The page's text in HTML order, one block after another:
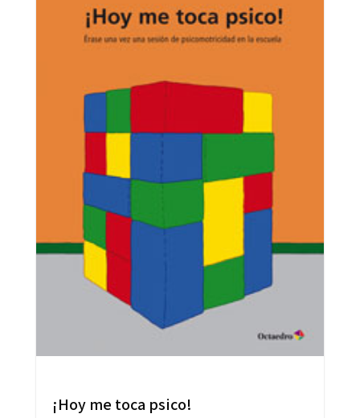
¡Hoy me toca psico!